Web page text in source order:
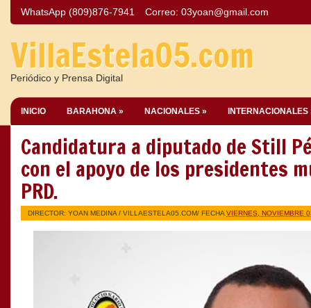
WhatsApp (809)876-7941 Correo: 03yoan@gmail.com
VillaEstela05.com
Periódico y Prensa Digital
INICIO BARAHONA » NACIONALES » INTERNACIONALES
Candidatura a diputado de Still
con el apoyo de los presidentes
PRD.
DIRECTOR: YOAN MEDINA / VILLAESTELA05.COM/ FECHA VIERNES, NOVIEMBRE